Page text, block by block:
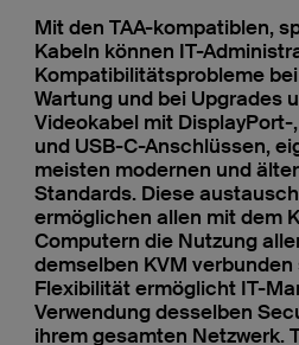
Mit den TAA-kompatiblen,
Kabeln können IT-
Kompatibilitätsprobleme
Wartung und bei Upgrades
Videokabel mit DisplayPort-
und USB-C-Anschlüssen,
meisten modernen und
Standards. Diese
ermöglichen allen mit dem
Computern die Nutzung
demselben KVM verbunden
Flexibilität ermöglicht IT-
Verwendung desselben
ihrem gesamten Netzwerk.